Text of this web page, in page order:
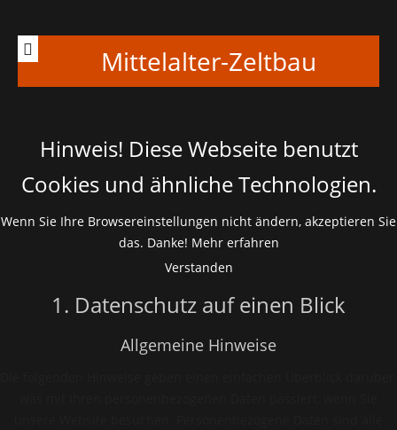
Mittelalter-Zeltbau
Hinweis! Diese Webseite benutzt
Cookies und ähnliche Technologien.
Wenn Sie Ihre Browsereinstellungen nicht ändern, akzeptieren Sie
das. Danke! Mehr erfahren
Verstanden
1. Datenschutz auf einen Blick
Allgemeine Hinweise